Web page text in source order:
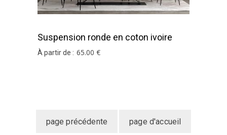
Suspension ronde en coton ivoire
À partir de : 65.00 €